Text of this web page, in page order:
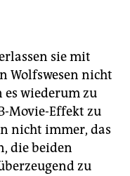
sie mit
Wolfswesen nicht
wiederum zu
Movie-Effekt zu
nicht immer, das
die beiden
zu